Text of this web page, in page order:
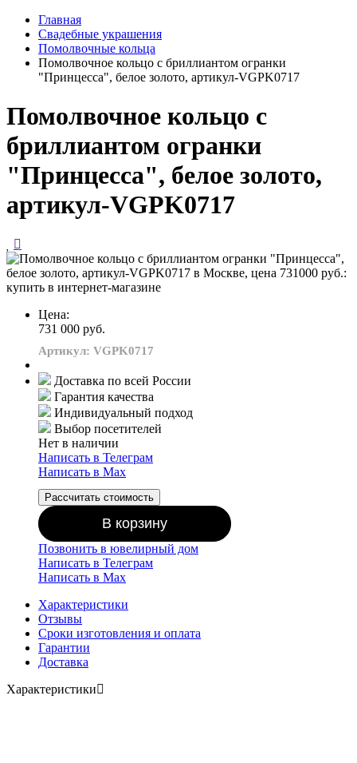
Главная
Свадебные украшения
Помолвочные кольца
Помолвочное кольцо с бриллиантом огранки
"Принцесса", белое золото, артикул-VGPK0717
Помолвочное кольцо с
бриллиантом огранки
"Принцесса", белое золото,
артикул-VGPK0717
Цена:
731 000 руб.
Артикул: VGPK0717
Доставка по всей России
Гарантия качества
Индивидуальный подход
Выбор посетителей
Нет в наличии
Написать в Телеграм
Написать в Мах
Рассчитать стоимость
В корзину
Позвонить в ювелирный дом
Написать в Телеграм
Написать в Мах
Характеристики
Отзывы
Сроки изготовления и оплата
Гарантии
Доставка
Характеристики